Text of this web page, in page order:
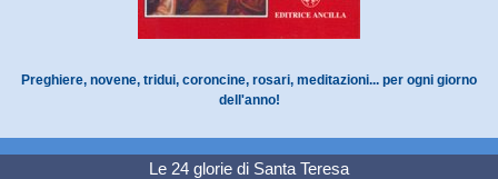
Preghiere, novene, tridui, coroncine, rosari, meditazioni... per ogni giorno
dell'anno!
Le 24 glorie di Santa Teresa